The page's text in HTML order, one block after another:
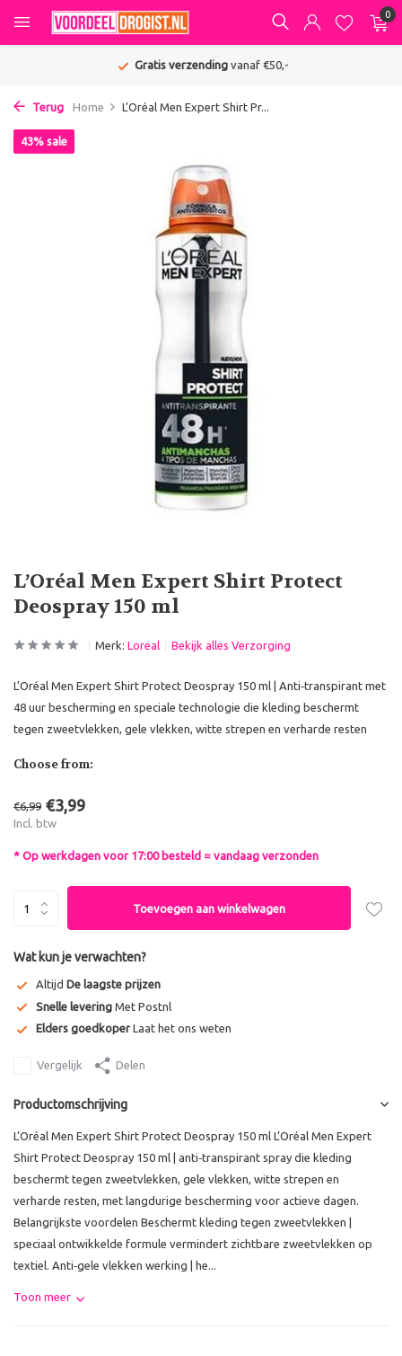
0
Gratis verzendingvanaf €50,-
Terug Home L’Oréal Men Expert Shirt Pr...
L’Oréal Men Expert Shirt Protect
Deospray 150 ml
43% sale
Merk: Loreal Bekijk alles Verzorging
L’Oréal Men Expert Shirt Protect Deospray 150 ml | Anti‑transpirant met
48 uur bescherming en speciale technologie die kleding beschermt
tegen zweetvlekken, gele vlekken, witte strepen en verharde resten
Choose from:
€6,99 €3,99
Incl. btw
* Op werkdagen voor 17:00 besteld = vandaag verzonden
Toevoegen aan winkelwagen
Wat kun je verwachten?
Altijd De laagste prijzen
Snelle levering Met Postnl
Elders goedkoper Laat het ons weten
Vergelijk Delen
Productomschrijving
L’Oréal Men Expert Shirt Protect Deospray 150 ml L’Oréal Men Expert
Shirt Protect Deospray 150 ml | anti‑transpirant spray die kleding
beschermt tegen zweetvlekken, gele vlekken, witte strepen en
verharde resten, met langdurige bescherming voor actieve dagen.
Belangrijkste voordelen Beschermt kleding tegen zweetvlekken |
speciaal ontwikkelde formule vermindert zichtbare zweetvlekken op
textiel. Anti‑gele vlekken werking | he...
Toon meer